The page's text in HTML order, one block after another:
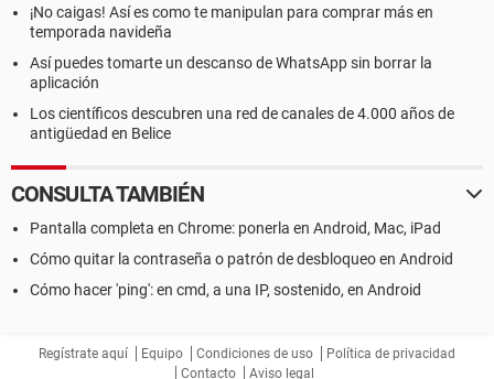
¡No caigas! Así es como te manipulan para comprar más en
temporada navideña
Así puedes tomarte un descanso de WhatsApp sin borrar la
aplicación
Los científicos descubren una red de canales de 4.000 años de
antigüedad en Belice
CONSULTA TAMBIÉN
Pantalla completa en Chrome: ponerla en Android, Mac, iPad
Cómo quitar la contraseña o patrón de desbloqueo en Android
Cómo hacer 'ping': en cmd, a una IP, sostenido, en Android
Regístrate aquí Equipo Condiciones de uso
Política de privacidad
Contacto
Aviso legal